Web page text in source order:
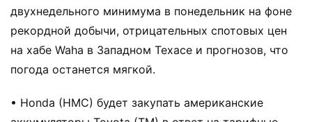
двухнедельного минимума в понедельник на фоне
рекордной добычи, отрицательных спотовых цен
на хабе Waha в Западном Техасе и прогнозов, что
погода останется мягкой.
• Honda (HMC) будет закупать американские